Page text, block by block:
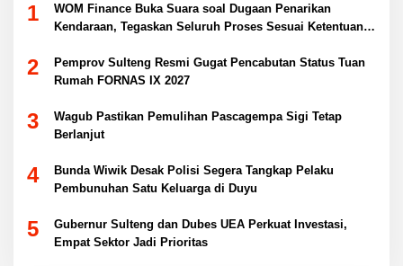
1
WOM Finance Buka Suara soal Dugaan Penarikan
Kendaraan, Tegaskan Seluruh Proses Sesuai Ketentuan
2
Pemprov Sulteng Resmi Gugat Pencabutan Status Tuan
Rumah FORNAS IX 2027
3
Wagub Pastikan Pemulihan Pascagempa Sigi Tetap
Berlanjut
4
Bunda Wiwik Desak Polisi Segera Tangkap Pelaku
Pembunuhan Satu Keluarga di Duyu
5
Gubernur Sulteng dan Dubes UEA Perkuat Investasi,
Empat Sektor Jadi Prioritas